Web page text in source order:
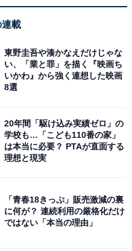
載
東野圭吾や湊かなえだけじゃな
い、「業と罪」を描く『映画ち
いかわ』から強く連想した映画
8選
20年間「駆け込み実績ゼロ」の
学校も…「こども110番の家」
は本当に必要？ PTAが直面する
理想と現実
「青春18きっぷ」販売激減の裏
に何が？ 連続利用の厳格化だけ
ではない「本当の理由」